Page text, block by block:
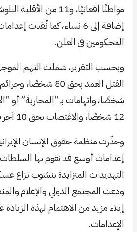
إضافة إلى 6 نساء، كما نُفذت
المحكومين في العلن.
وبحسب التقرير، شملت التهم
شخصًا، واتهامات بـ “المحاربة” أو
12 شخصًا، والاغتصاب بحق 10 آخرين.
وحذّرت منظمة حقوق الإنسان
إعدامات أوسع قد تقوم بها السلطات
التهديدات المتزايدة بنشوب نزاع
ودعت المجتمع الدولي والإعلام
إيلاء مزيد من الاهتمام لهذه
الإعدامات.